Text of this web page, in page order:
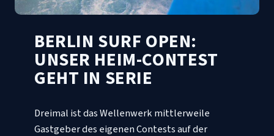
BERLIN SURF OPEN:
UNSER HEIM-CONTEST
GEHT IN SERIE
Dreimal ist das Wellenwerk mittlerweile
Gastgeber des eigenen Contests auf der